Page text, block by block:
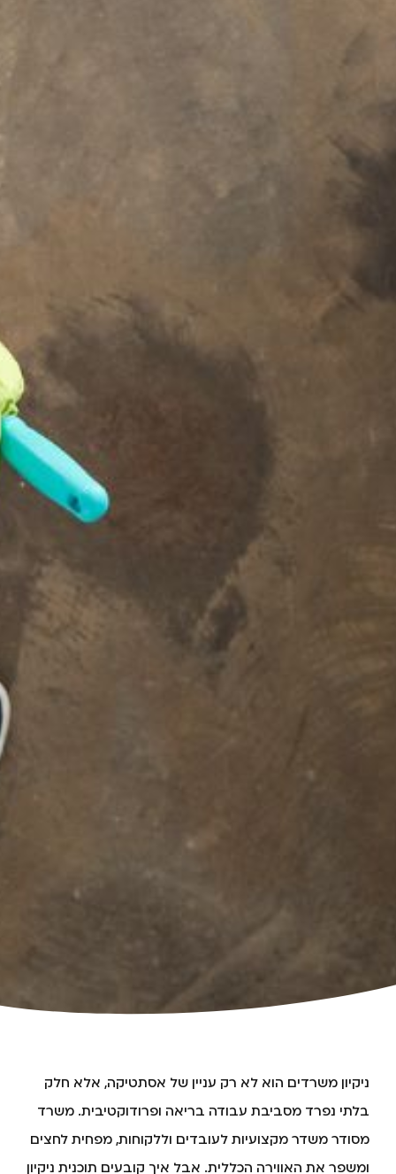
ניקיון משרדים הוא לא רק עניין של אסתטיקה, אלא חלק
בלתי נפרד מסביבת עבודה בריאה ופרודוקטיבית. משרד
מסודר משדר מקצועיות לעובדים וללקוחות, מפחית לחצים
ומשפר את האווירה הכללית. אבל איך קובעים תוכנית ניקיון